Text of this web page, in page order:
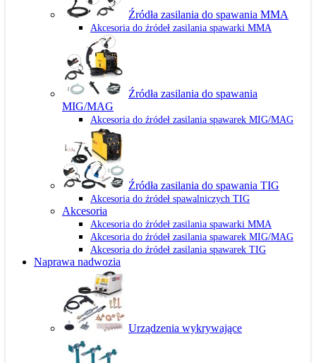
Źródła zasilania do spawania MMA
Akcesoria do źródeł zasilania spawarki MMA
Źródła zasilania do spawania
MIG/MAG
Akcesoria do źródeł zasilania spawarek MIG/MAG
Źródła zasilania do spawania TIG
Akcesoria do źródeł spawalniczych TIG
Akcesoria
Akcesoria do źródeł zasilania spawarki MMA
Akcesoria do źródeł zasilania spawarek MIG/MAG
Akcesoria do źródeł zasilania spawarek TIG
Naprawa nadwozia
Urządzenia wykrywające